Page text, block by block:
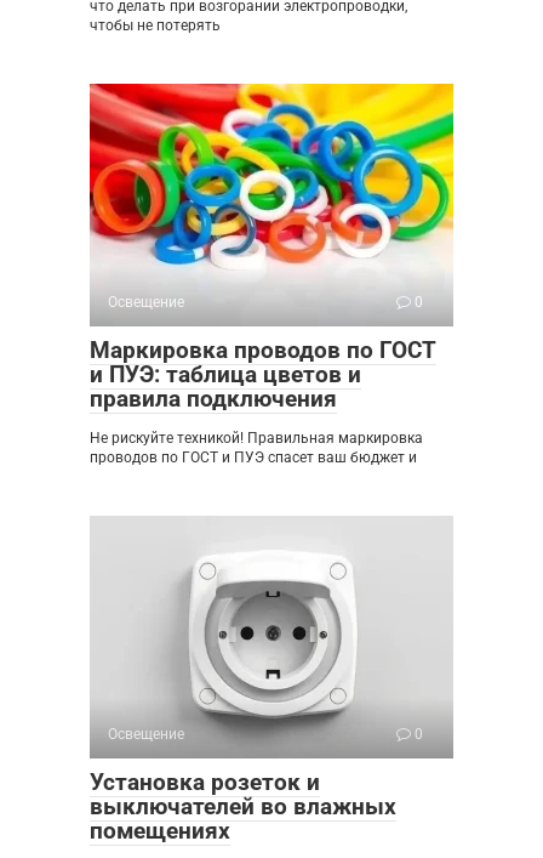
что делать при возгорании электропроводки,
чтобы не потерять
Освещение 0
Маркировка проводов по ГОСТ
и ПУЭ: таблица цветов и
правила подключения
Не рискуйте техникой! Правильная маркировка
проводов по ГОСТ и ПУЭ спасет ваш бюджет и
Освещение 0
Установка розеток и
выключателей во влажных
помещениях